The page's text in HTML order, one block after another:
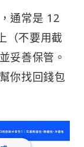
通常是 12
（不要用截
妥善保管。
你找回錢包